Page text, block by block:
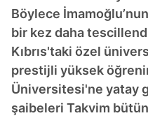
Böylece
bir kez daha
Kıbrıs'taki özel
prestijli yüksek
Üniversitesi'ne yatay
şaibeleri Takvim